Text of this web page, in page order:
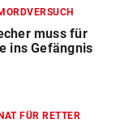
muss für
ins Gefängnis
FÜR RETTER